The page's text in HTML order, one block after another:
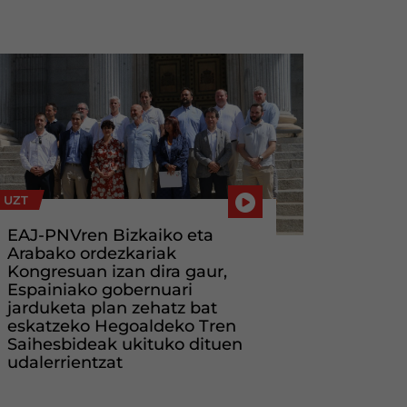
UZT
EAJ-PNVren Bizkaiko eta
Arabako ordezkariak
Kongresuan izan dira gaur,
Espainiako gobernuari
jarduketa plan zehatz bat
eskatzeko Hegoaldeko Tren
Saihesbideak ukituko dituen
udalerrientzat